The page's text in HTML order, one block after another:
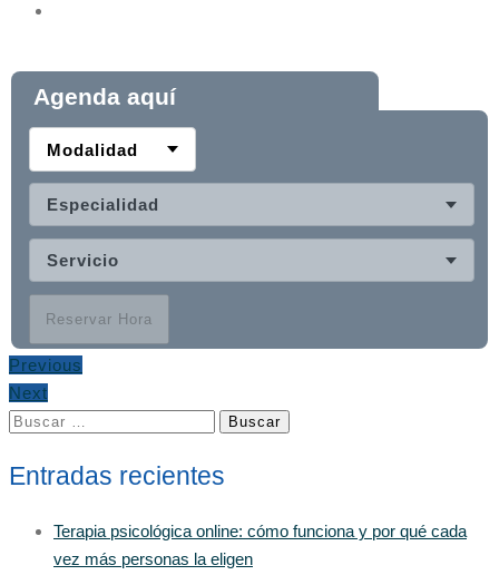
Agenda aquí
Modalidad
Especialidad
Servicio
Reservar Hora
Previous
Next
Buscar:
Entradas recientes
Terapia psicológica online: cómo funciona y por qué cada
vez más personas la eligen